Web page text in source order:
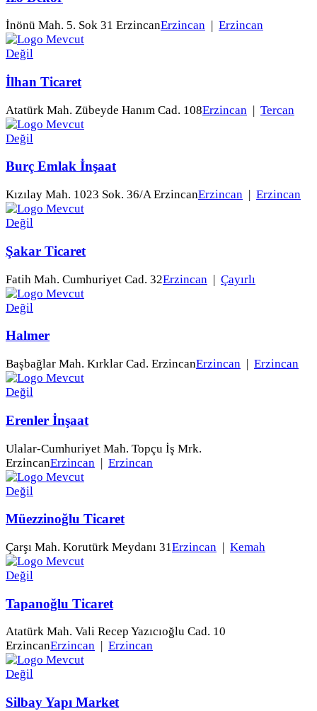
İnönü Mah. 5. Sok 31 ErzincanErzincan Erzincan
İlhan Ticaret
Atatürk Mah. Zübeyde Hanım Cad. 108Erzincan | Tercan
Burç Emlak İnşaat
Kızılay Mah. 1023 Sok. 36/A ErzincanErzincan Erzincan
Şakar Ticaret
Fatih Mah. Cumhuriyet Cad. 32Erzincan | Çayırlı
Halmer
Başbağlar Mah. Kırklar Cad. ErzincanErzincan | Erzincan
Erenler İnşaat
Ulalar-Cumhuriyet Mah. Topçu İş Mrk.
ErzincanErzincan | Erzincan
Müezzinoğlu Ticaret
Çarşı Mah. Korutürk Meydanı 31Erzincan | Kemah
Tapanoğlu Ticaret
Atatürk Mah. Vali Recep Yazıcıoğlu Cad. 10
ErzincanErzincan Erzincan
Silbay Yapı Market